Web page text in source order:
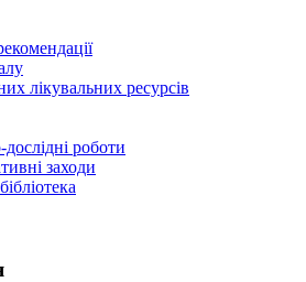
лікувальних ресурсів
роботи
заходи